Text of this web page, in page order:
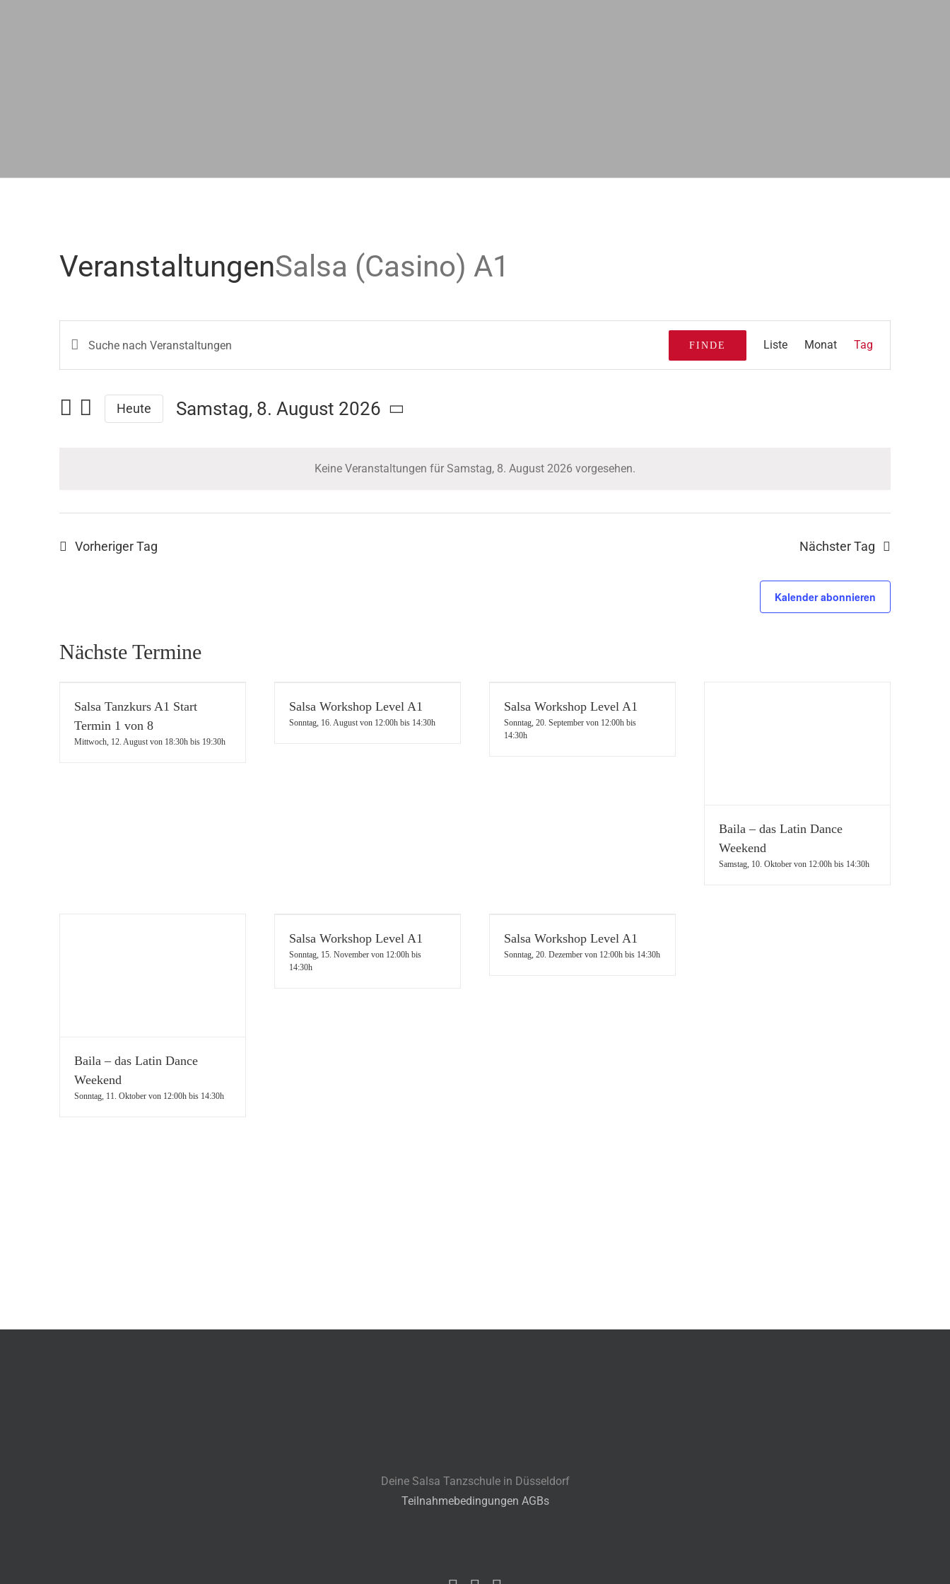
Keine Veranstaltungen für Samstag, 8. August 2026 vorgesehen.
VeranstaltungenSalsa (Casino) A1
Suche
Geben
Schlüsselwort.
FINDE
Ansichten-
Liste Monat Tag
Heute
Samstag, 8. August 2026
Vorheriger Tag Nächster Tag
Kalender abonnieren
Nächste Termine
Salsa Tanzkurs A1 Start
Termin 1 von 8
Mittwoch, 12. August von 18:30h bis 19:30h
Salsa Workshop Level A1
Sonntag, 16. August von 12:00h bis 14:30h
Salsa Workshop Level A1
Sonntag, 20. September von 12:00h bis
14:30h
Baila – das Latin Dance
Weekend
Samstag, 10. Oktober von 12:00h bis 14:30h
Baila – das Latin Dance
Weekend
Sonntag, 11. Oktober von 12:00h bis 14:30h
Salsa Workshop Level A1
Sonntag, 15. November von 12:00h bis
14:30h
Salsa Workshop Level A1
Sonntag, 20. Dezember von 12:00h bis 14:30h
Deine Salsa Tanzschule in Düsseldorf
Teilnahmebedingungen AGBs